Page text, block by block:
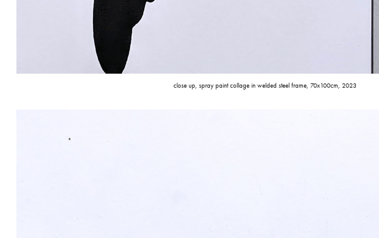
close up, spray paint collage in welded steel frame, 70x100cm, 2023